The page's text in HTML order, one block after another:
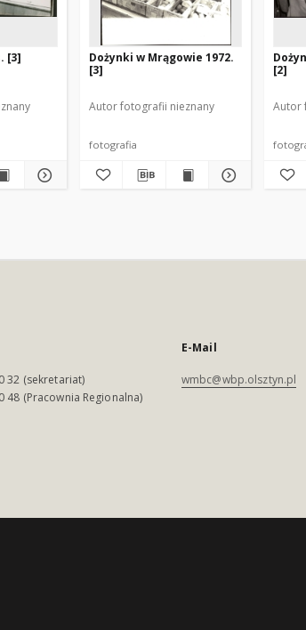
[3]
Dożynki w Mrągowie 1972.
[3]
Autor fotografii nieznany
fotografia
[2]
Autor
32 (sekretariat)
48 (Pracownia Regionalna)
E-Mail
wmbc@wbp.olsztyn.pl